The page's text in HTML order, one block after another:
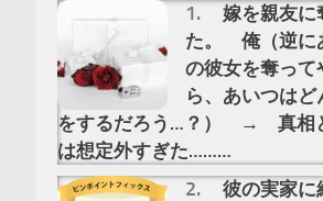
嫁を親友に
た。 俺（逆に
の彼女を奪って
ら、あいつはど
をするだろう…？） → 真相
は想定外すぎた………
彼の実家に